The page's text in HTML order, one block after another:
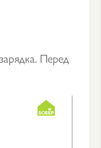
Перед